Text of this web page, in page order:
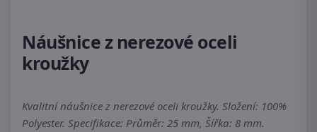
Náušnice z nerezové oceli
kroužky
Kvalitní náušnice z nerezové oceli kroužky. Složení: 100%
Polyester. Specifikace: Průměr: 25 mm, Šířka: 8 mm.